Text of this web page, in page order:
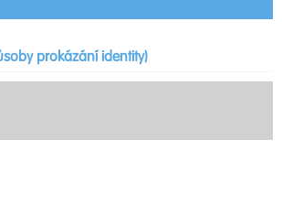
prokázání identity)